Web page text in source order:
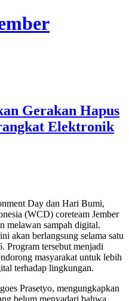
Gerakan Hapus
Elektronik
Day dan Hari Bumi,
(WCD) coreteam Jember
melawan sampah digital.
akan berlangsung selama satu
Program tersebut menjadi
masyarakat untuk lebih
terhadap lingkungan.
Prasetyo, mengungkapkan
belum menyadari bahwa